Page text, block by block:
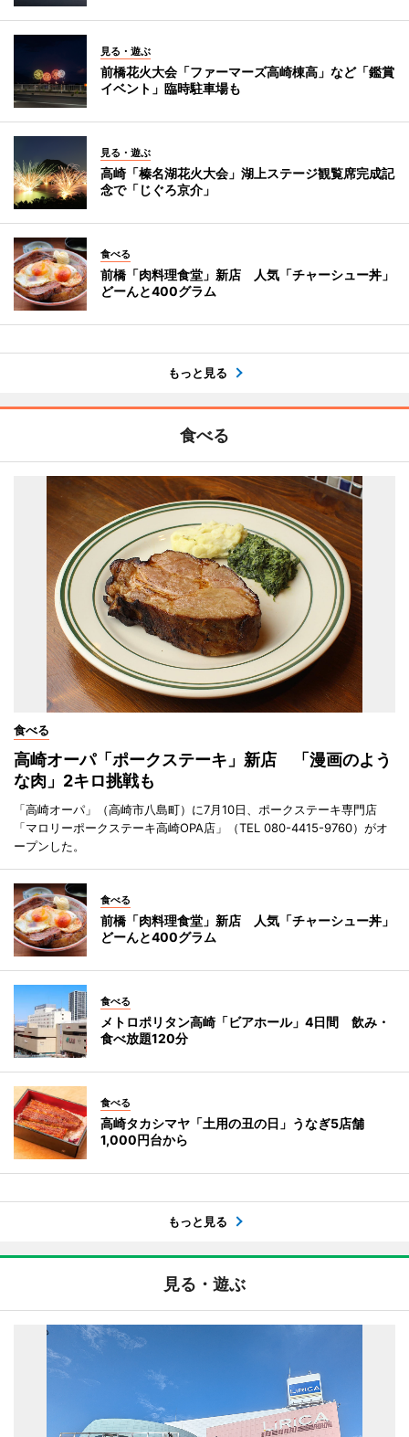
見る・遊ぶ
前橋花火大会「ファーマーズ高崎棟高」など「鑑賞
イベント」臨時駐車場も
見る・遊ぶ
高崎「榛名湖花火大会」湖上ステージ観覧席完成記
念で「じぐろ京介」
食べる
前橋「肉料理食堂」新店 人気「チャーシュー丼」
どーんと400グラム
もっと見る
食べる
食べる
高崎オーパ「ポークステーキ」新店 「漫画のよう
な肉」2キロ挑戦も
「高崎オーパ」（高崎市八島町）に7月10日、ポークステーキ専門店
「マロリーポークステーキ高崎OPA店」（TEL 080-4415-9760）がオ
ープンした。
食べる
前橋「肉料理食堂」新店 人気「チャーシュー丼」
どーんと400グラム
食べる
メトロポリタン高崎「ビアホール」4日間 飲み・
食べ放題120分
食べる
高崎タカシマヤ「土用の丑の日」うなぎ5店舗
1,000円台から
もっと見る
見る・遊ぶ